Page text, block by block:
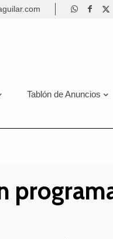
Tablón de Anuncios